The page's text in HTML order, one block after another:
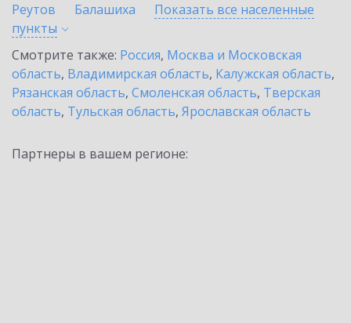
Реутов
Балашиха
Показать все населенные
пункты
Смотрите также: Россия, Москва и Московская
область, Владимирская область, Калужская область,
Рязанская область, Смоленская область, Тверская
область, Тульская область, Ярославская область
Партнеры в вашем регионе: